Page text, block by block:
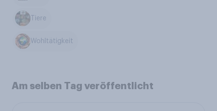
Tiere
Wohltätigkeit
Am selben Tag veröffentlicht